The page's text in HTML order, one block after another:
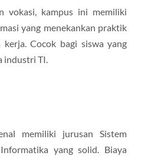
vokasi, kampus ini memiliki
yang menekankan praktik
kerja. Cocok bagi siswa yang
industri TI.
memiliki jurusan Sistem
yang solid. Biaya